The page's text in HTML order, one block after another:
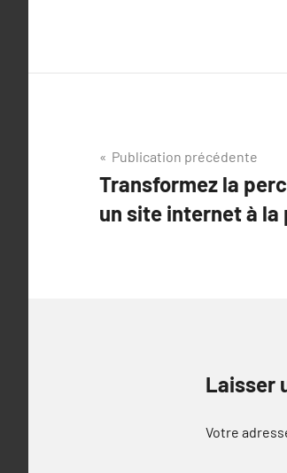
Navigation
de
l’article
Publication précédente
Transformez la
un site internet à la
Laisser
Votre